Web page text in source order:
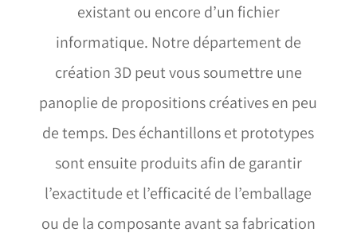
existant ou encore d’un fichier
informatique. Notre département de
création 3D peut vous soumettre une
panoplie de propositions créatives en peu
de temps. Des échantillons et prototypes
sont ensuite produits afin de garantir
l’exactitude et l’efficacité de l’emballage
ou de la composante avant sa fabrication